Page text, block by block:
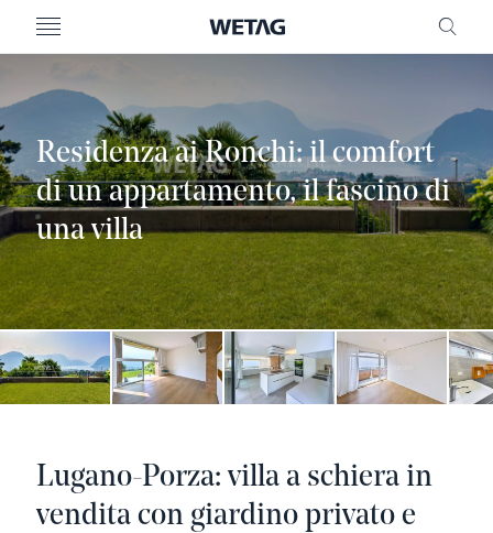
MENU
Residenza ai Ronchi: il comfort
di un appartamento, il fascino di
una villa
Lugano-Porza: villa a schiera in
vendita con giardino privato e